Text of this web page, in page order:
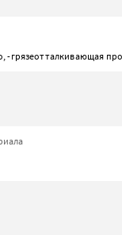
-грязеотталкивающая